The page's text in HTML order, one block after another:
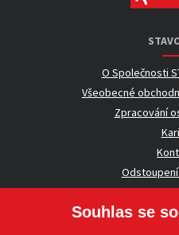
O Společnosti
Všeobecné
Zpracování
UŽITEČNÉ
Souhlas se